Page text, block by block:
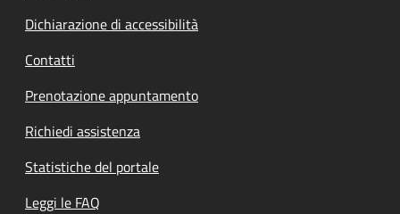
Dichiarazione di accessibilità
Contatti
Prenotazione appuntamento
Richiedi assistenza
Statistiche del portale
Leggi le FAQ